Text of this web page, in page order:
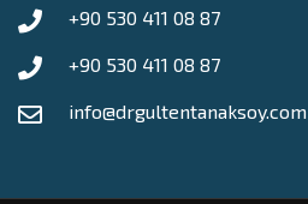
+90 530 411 08 87
+90 530 411 08 87
info@drgultentanaksoy.com